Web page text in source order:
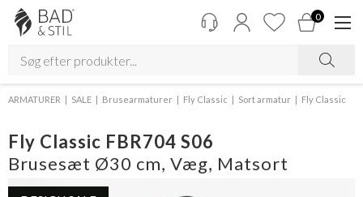
0
ARMATURER SALE Brusearmaturer Fly Classic Sort armatur Fly Classic
Fly Classic FBR704 S06
Brusesæt Ø30 cm, Væg, Matsort